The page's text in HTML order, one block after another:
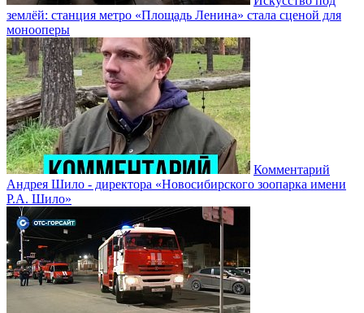
землёй: станция метро «Площадь Ленина» стала сценой для
монооперы
Комментарий
Андрея Шило - директора «Новосибирского зоопарка имени
Р.А. Шило»